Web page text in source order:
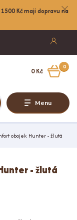
Kč mají dopravu na
Menu
0
0 Kč
obojek Hunter - žlutá
- žlutá